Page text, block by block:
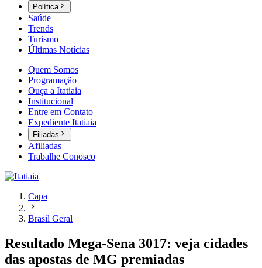
Política
Saúde
Trends
Turismo
Últimas Notícias
Quem Somos
Programação
Ouça a Itatiaia
Institucional
Entre em Contato
Expediente Itatiaia
Filiadas
Afiliadas
Trabalhe Conosco
Capa
Brasil Geral
Resultado Mega-Sena 3017: veja cidades
das apostas de MG premiadas